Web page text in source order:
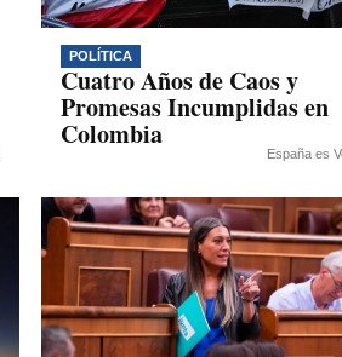
POLÍTICA
Cuatro Años de Caos y
Promesas Incumplidas en
Colombia
España es